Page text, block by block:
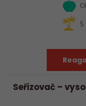
5
Seřizovač –